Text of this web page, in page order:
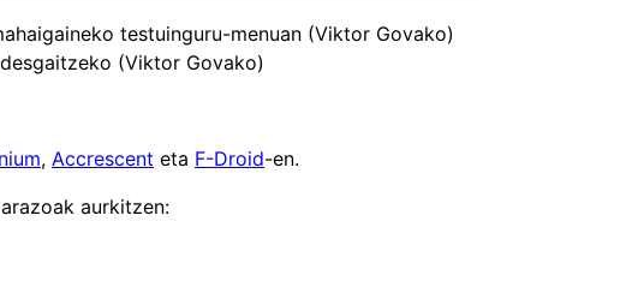
testuinguru-menuan (Viktor Govako)
(Viktor Govako)
, Accrescent eta F-Droid-en.
aurkitzen: